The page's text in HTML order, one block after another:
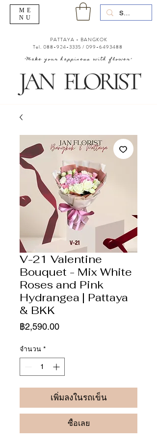
"Make your happiness with flower"
PATTAYA - BANGKOK
Tel. 088-924-3335 / 099-6493488
ME
NU
V-21 Valentine
Bouquet - Mix White
Roses and Pink
Hydrangea | Pattaya
& BKK
฿2,590.00ราคา
จำนวน *
เพิ่มลงในรถเข็น
ซื้อเลย